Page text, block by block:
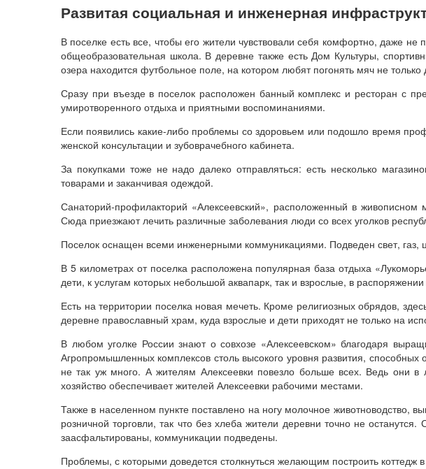
Развитая социальная и инженерная
В поселке есть все, чтобы его жители чувствовали себя комфортно, даже
общеобразовательная школа. В деревне также есть Дом Культуры,
озера находится футбольное поле, на котором любят погонять мяч не только
Сразу при въезде в поселок расположен банный комплекс и ресторан с
умиротворенного отдыха и приятными воспоминаниями.
Если появились какие-либо проблемы со здоровьем или подошло время
женской консультации и зубоврачебного кабинета.
За покупками тоже не надо далеко отправляться: есть несколько
товарами и заканчивая одеждой.
Санаторий-профилакторий «Алексеевский», расположенный в
Сюда приезжают лечить различные заболевания люди со всех уголков
Поселок оснащен всеми инженерными коммуникациями. Подведен свет, газ,
В 5 километрах от поселка расположена популярная база отдыха
дети, к услугам которых небольшой аквапарк, так и взрослые, в
Есть на территории поселка новая мечеть. Кроме религиозных обрядов,
деревне православный храм, куда взрослые и дети приходят не только на
В любом уголке России знают о совхозе «Алексеевском» благодаря
Агропромышленных комплексов столь высокого уровня развития,
не так уж много. А жителям Алексеевки повезло больше всех. Ведь они
хозяйство обеспечивает жителей Алексеевки рабочими местами.
Также в населенном пункте поставлено на ногу молочное животноводство,
розничной торговли, так что без хлеба жители деревни точно не
заасфальтированы, коммуникации подведены.
Проблемы, с которыми доведется столкнуться желающим построить коттедж